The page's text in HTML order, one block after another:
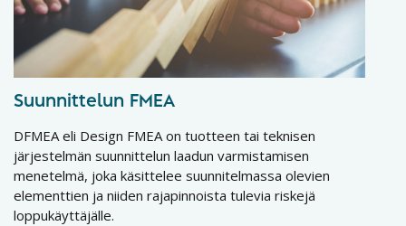
Suunnittelun FMEA
DFMEA eli Design FMEA on tuotteen tai teknisen
järjestelmän suunnittelun laadun varmistamisen
menetelmä, joka käsittelee suunnitelmassa olevien
elementtien ja niiden rajapinnoista tulevia riskejä
loppukäyttäjälle.